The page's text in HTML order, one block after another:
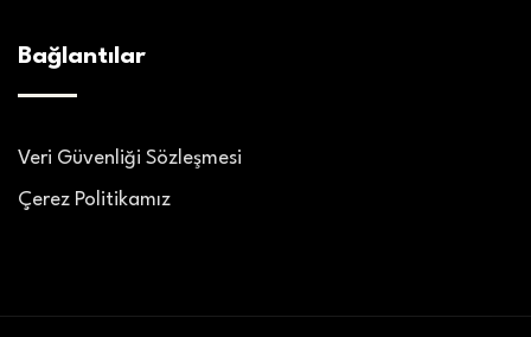
Bağlantılar
Veri Güvenliği Sözleşmesi
Çerez Politikamız